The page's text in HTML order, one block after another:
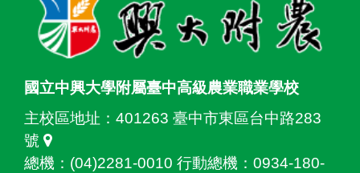
國立中興大學附屬臺中高級農業職業學校
主校區地址： 401263 臺中市東區台中路283
號
總機：(04)2281-0010 行動總機：0934-180-